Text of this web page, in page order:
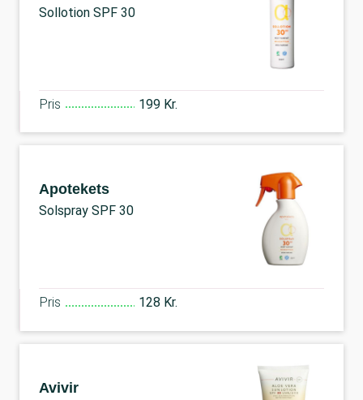
Sollotion SPF 30
Pris 199 Kr.
Apotekets
Solspray SPF 30
Pris 128 Kr.
Avivir